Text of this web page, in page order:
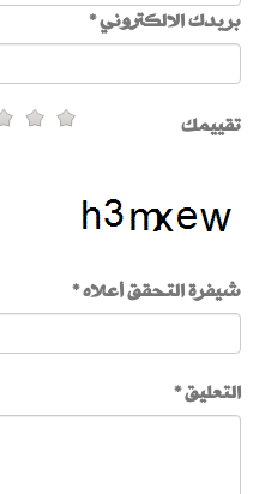
بريدك الالكتروني *
تقييمك
شيفرة التحقق أعلاه *
التعليق *